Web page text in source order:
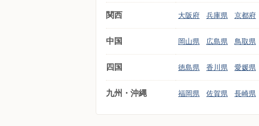
関西 大阪府 兵庫県 京都府
中国 岡山県 広島県 鳥取県
四国 徳島県 香川県 愛媛県
九州・沖縄 福岡県 佐賀県 長崎県